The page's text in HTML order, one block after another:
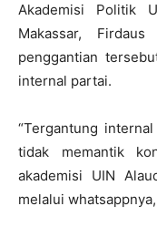
Akademisi Politik
Makassar, Firdaus
penggantian
internal partai.
“Tergantung
tidak memantik
akademisi UIN
melalui